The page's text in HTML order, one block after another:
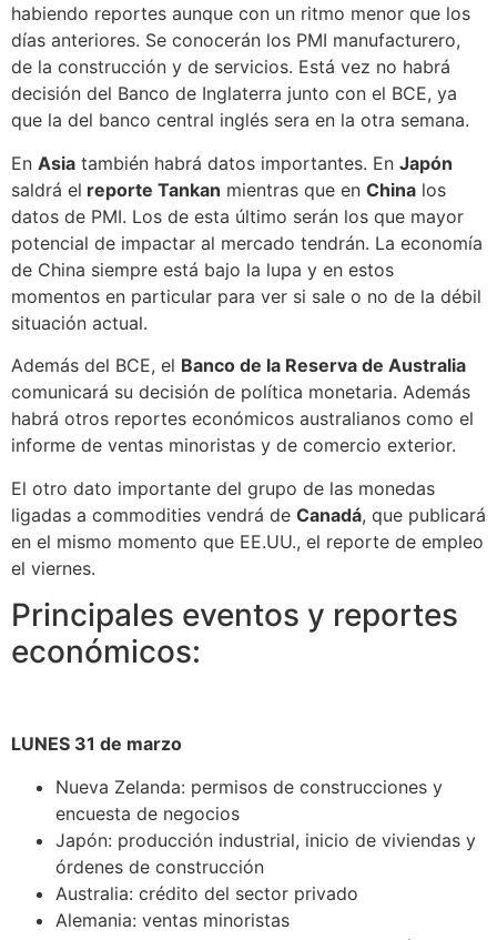
habiendo reportes aunque con un ritmo menor que los
días anteriores. Se conocerán los PMI manufacturero,
de la construcción y de servicios. Está vez no habrá
decisión del Banco de Inglaterra junto con el BCE, ya
que la del banco central inglés sera en la otra semana.
En Asia también habrá datos importantes. En Japón
saldrá el reporte Tankan mientras que en China los
datos de PMI. Los de esta último serán los que mayor
potencial de impactar al mercado tendrán. La economía
de China siempre está bajo la lupa y en estos
momentos en particular para ver si sale o no de la débil
situación actual.
Además del BCE, el Banco de la Reserva de Australia
comunicará su decisión de política monetaria. Además
habrá otros reportes económicos australianos como el
informe de ventas minoristas y de comercio exterior.
El otro dato importante del grupo de las monedas
ligadas a commodities vendrá de Canadá, que publicará
en el mismo momento que EE.UU., el reporte de empleo
el viernes.
Principales eventos y reportes
económicos:
LUNES 31 de marzo
Nueva Zelanda: permisos de construcciones y
encuesta de negocios
Japón: producción industrial, inicio de viviendas y
órdenes de construcción
Australia: crédito del sector privado
Alemania: ventas minoristas